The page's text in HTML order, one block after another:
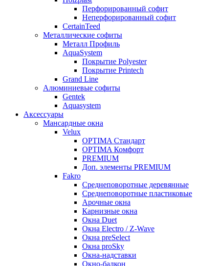
Перфорированный софит
Неперфорированный софит
CertainTeed
Металлические софиты
Металл Профиль
AquaSystem
Покрытие Polyester
Покрытие Printech
Grand Line
Алюминиевые софиты
Gentek
Aquasystem
Аксессуары
Мансардные окна
Velux
OPTIMA Стандарт
OPTIMA Комфорт
PREMIUM
Доп. элементы PREMIUM
Fakro
Cреднеповоротные деревянные
Cреднеповоротные пластиковые
Арочные окна
Карнизные окна
Окна Duet
Окна Electro / Z-Wave
Окна preSelect
Окна proSky
Окна-надставки
Окно-балкон